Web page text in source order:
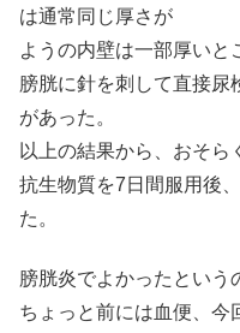
は通常同じ厚さが
ようの内壁は一部厚いと
膀胱に針を刺して直接尿
があった。
以上の結果から、おそ
抗生物質を7日間服用後
た。
膀胱炎でよかったという
ちょっと前には血便、今